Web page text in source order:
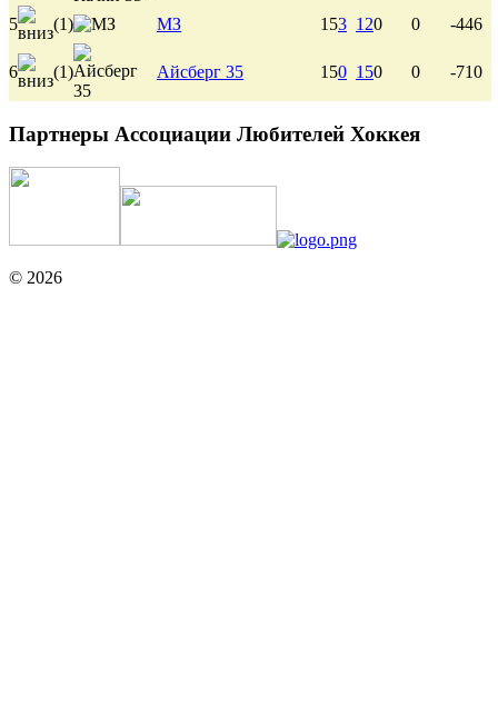
5 (1) МЗ 153 120 0 -446
6 (1) Айсберг 35 150 150 0 -710
Партнеры Ассоциации Любителей Хоккея
© 2026